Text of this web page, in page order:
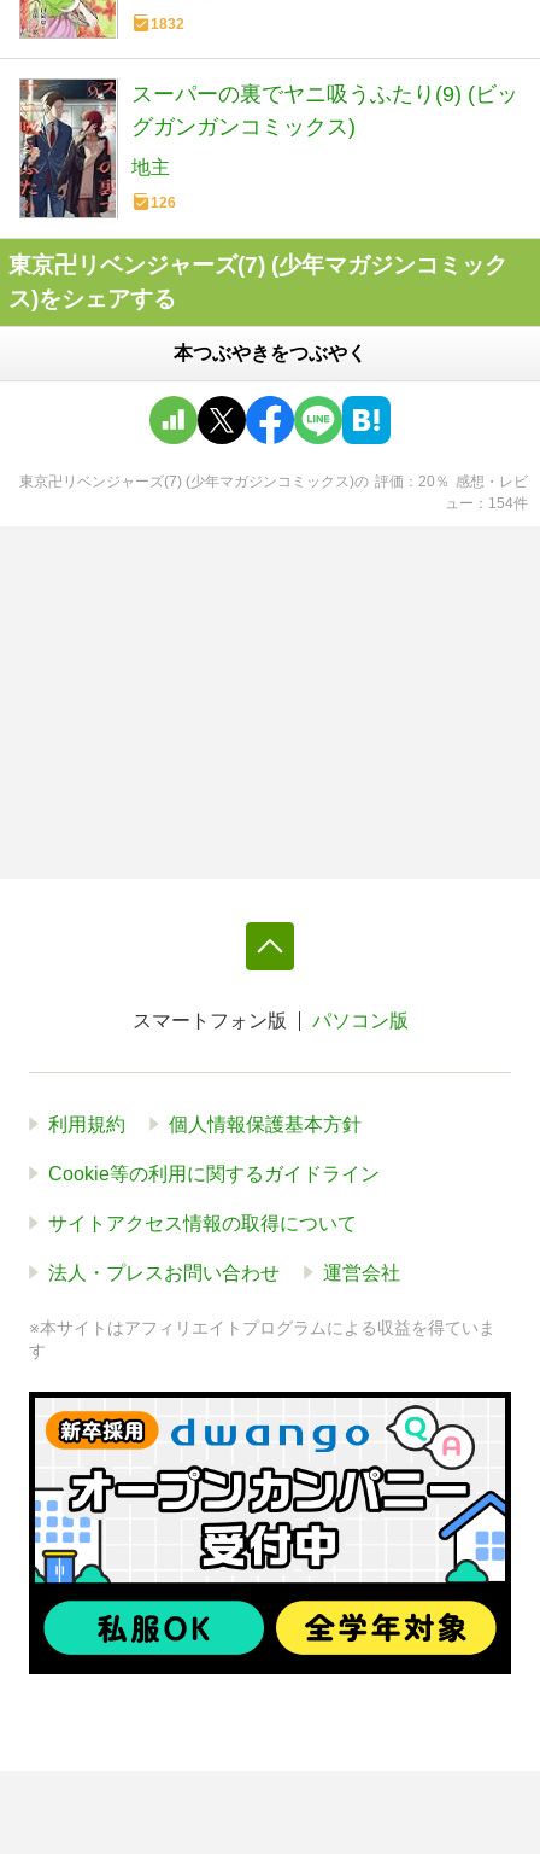
1832
スーパーの裏でヤニ吸うふたり(9) (ビッ
グガンガンコミックス)
地主
126
東京卍リベンジャーズ(7) (少年マガジンコミック
ス)をシェアする
本つぶやきをつぶやく
東京卍リベンジャーズ(7) (少年マガジンコミックス)の 評価 20 ％ 感想・レビ
ュー
154件
スマートフォン版 パソコン版
利用規約 個人情報保護基本方針
Cookie等の利用に関するガイドライン
サイトアクセス情報の取得について
法人・プレスお問い合わせ 運営会社
※本サイトはアフィリエイトプログラムによる収益を得ていま
す